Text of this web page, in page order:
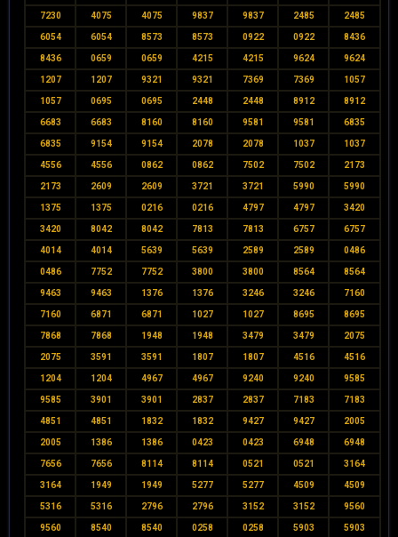
7230 4075 4075 9837 9837 2485 2485
6054 6054 8573 8573 0922 0922 8436
8436 0659 0659 4215 4215 9624 9624
1207 1207 9321 9321 7369 7369 1057
1057 0695 0695 2448 2448 8912 8912
6683 6683 8160 8160 9581 9581 6835
6835 9154 9154 2078 2078 1037 1037
4556 4556 0862 0862 7502 7502 2173
2173 2609 2609 3721 3721 5990 5990
1375 1375 0216 0216 4797 4797 3420
3420 8042 8042 7813 7813 6757 6757
4014 4014 5639 5639 2589 2589 0486
0486 7752 7752 3800 3800 8564 8564
9463 9463 1376 1376 3246 3246 7160
7160 6871 6871 1027 1027 8695 8695
7868 7868 1948 1948 3479 3479 2075
2075 3591 3591 1807 1807 4516 4516
1204 1204 4967 4967 9240 9240 9585
9585 3901 3901 2837 2837 7183 7183
4851 4851 1832 1832 9427 9427 2005
2005 1386 1386 0423 0423 6948 6948
7656 7656 8114 8114 0521 0521 3164
3164 1949 1949 5277 5277 4509 4509
5316 5316 2796 2796 3152 3152 9560
9560 8540 8540 0258 0258 5903 5903